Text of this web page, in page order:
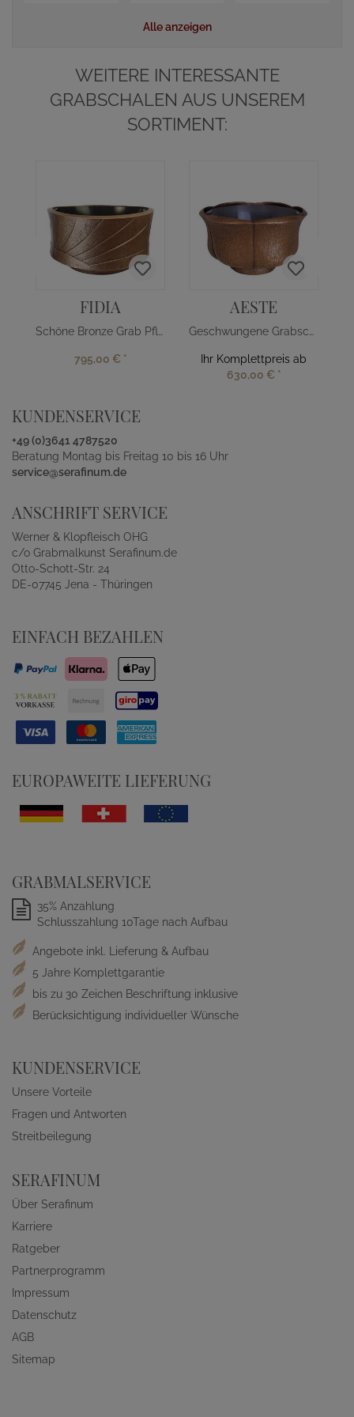
Alle anzeigen
WEITERE INTERESSANTE
GRABSCHALEN AUS UNSEREM
SORTIMENT:
FIDIA
Schöne Bronze Grab Pflanzschale
795,00 € *
AESTE
Geschwungene Grabschale Bronze
Ihr Komplettpreis ab
630,00 € *
KUNDENSERVICE
+49 (0)3641 4787520
Beratung Montag bis Freitag 10 bis 16 Uhr
service@serafinum.de
ANSCHRIFT SERVICE
Werner & Klopfleisch OHG
c/o Grabmalkunst Serafinum.de
Otto-Schott-Str. 24
DE-07745 Jena - Thüringen
EINFACH BEZAHLEN
EUROPAWEITE LIEFERUNG
GRABMALSERVICE
35% Anzahlung
Schlusszahlung 10Tage nach Aufbau
Angebote inkl. Lieferung & Aufbau
5 Jahre Komplettgarantie
bis zu 30 Zeichen Beschriftung inklusive
Berücksichtigung individueller Wünsche
KUNDENSERVICE
Unsere Vorteile
Fragen und Antworten
Streitbeilegung
SERAFINUM
Über Serafinum
Karriere
Ratgeber
Partnerprogramm
Impressum
Datenschutz
AGB
Sitemap